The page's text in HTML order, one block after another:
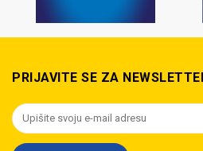
PRIJAVITE SE ZA